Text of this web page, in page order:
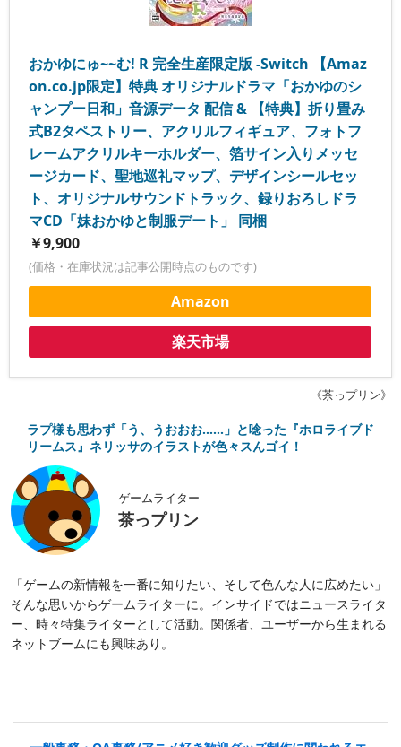
おかゆにゅ~~む! R 完全生産限定版 -Switch 【Amaz
on.co.jp限定】特典 オリジナルドラマ「おかゆのシ
ャンプー日和」音源データ 配信 & 【特典】折り畳み
式B2タペストリー、アクリルフィギュア、フォトフ
レームアクリルキーホルダー、箔サイン入りメッセ
ージカード、聖地巡礼マップ、デザインシールセッ
ト、オリジナルサウンドトラック、録りおろしドラ
マCD「妹おかゆと制服デート」 同梱
￥9,900
(価格・在庫状況は記事公開時点のものです)
Amazon
楽天市場
《茶っプリン》
ラプ様も思わず「う、うおおお……」と唸った『ホロライブド
リームス』ネリッサのイラストが色々スんゴイ！
ゲームライター
茶っプリン
「ゲームの新情報を一番に知りたい、そして色んな人に広めたい」
そんな思いからゲームライターに。インサイドではニュースライタ
ー、時々特集ライターとして活動。関係者、ユーザーから生まれる
ネットブームにも興味あり。